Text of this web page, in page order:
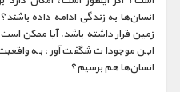
انسان‌ها به زندگی ادامه داده
زمین قرار داشته باشد. آیا ممکن
این موجودات شگفت آور، به
انسان‌ها هم برسیم؟